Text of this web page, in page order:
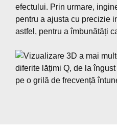
efectului. Prin urmare,
pentru a ajusta cu precizie
astfel, pentru a îmbunătăți